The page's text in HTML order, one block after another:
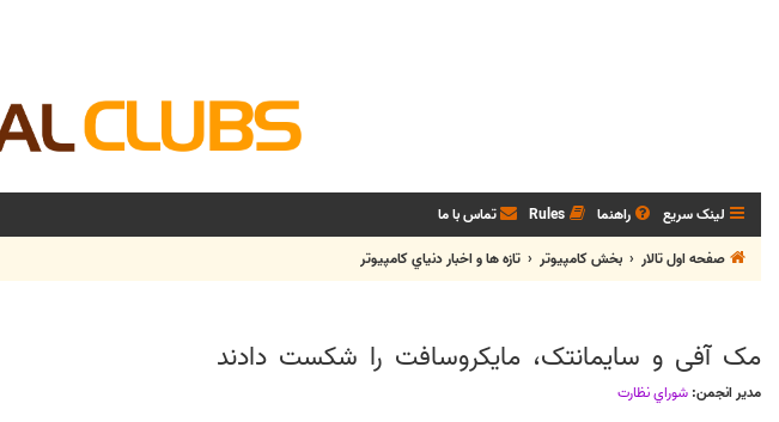
لینک سریع راهنما Rules تماس با ما
صفحه اول تالار
بخش كامپيوتر تازه ها و اخبار دنياي کامپيوتر
مک آفی و سایمانتک، مایکروسافت را شکست دادند
مدیر انجمن: شوراي نظارت